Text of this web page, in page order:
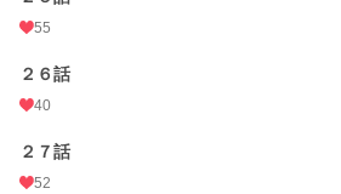
55
２６話
40
２７話
52